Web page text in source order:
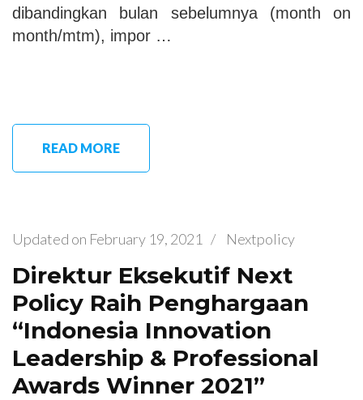
dibandingkan bulan sebelumnya (month on
month/mtm), impor …
READ MORE
Updated on February 19, 2021 / Nextpolicy
Direktur Eksekutif Next
Policy Raih Penghargaan
“Indonesia Innovation
Leadership & Professional
Awards Winner 2021”